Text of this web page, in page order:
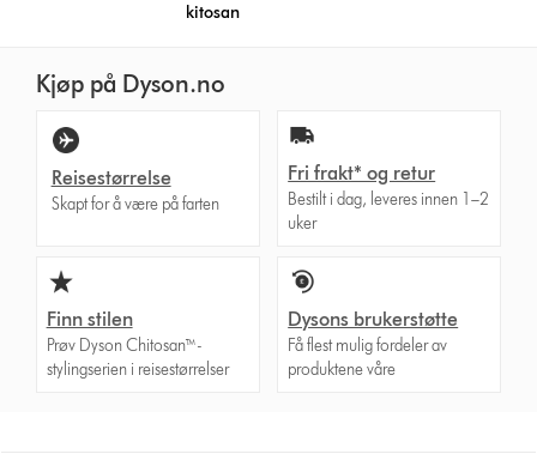
kitosan
Kjøp på Dyson.no
Reisestørrelse
Skapt for å være på farten
Fri frakt* og retur
Bestilt i dag, leveres innen 1–2
uker
Finn stilen
Prøv Dyson Chitosan™-
stylingserien i reisestørrelser
Dysons brukerstøtte
Få flest mulig fordeler av
produktene våre